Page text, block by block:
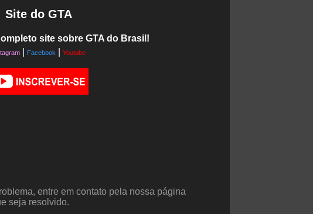
Site do GTA
site sobre GTA do Brasil!
Facebook Youtube
entre em contato pela nossa página
seja resolvido.